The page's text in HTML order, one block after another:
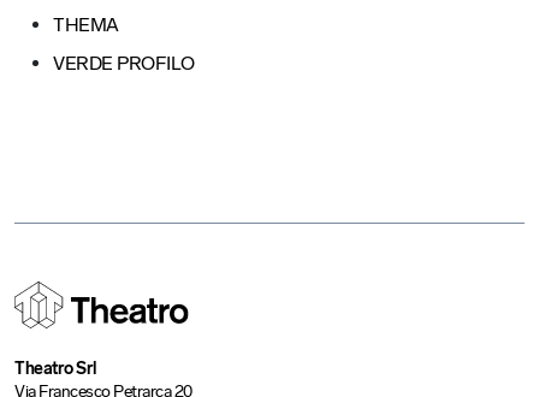
THEMA
VERDE PROFILO
Theatro Srl
Via Francesco Petrarca 20